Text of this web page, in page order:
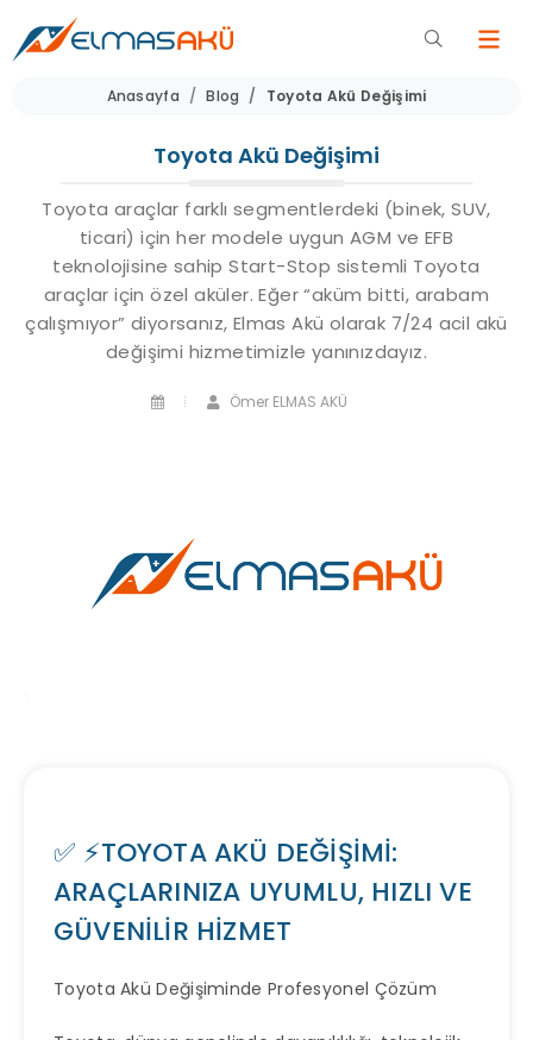
Anasayfa Blog Toyota Akü Değişimi
Toyota Akü Değişimi
Toyota araçlar farklı segmentlerdeki (binek, SUV,
ticari) için her modele uygun AGM ve EFB
teknolojisine sahip Start-Stop sistemli Toyota
araçlar için özel aküler. Eğer “aküm bitti, arabam
çalışmıyor” diyorsanız, Elmas Akü olarak 7/24 acil akü
değişimi hizmetimizle yanınızdayız.
Ömer ELMAS AKÜ
✅ ⚡TOYOTA AKÜ DEĞİŞİMİ:
ARAÇLARINIZA UYUMLU, HIZLI VE
GÜVENİLİR HİZMET
Toyota Akü Değişiminde Profesyonel Çözüm